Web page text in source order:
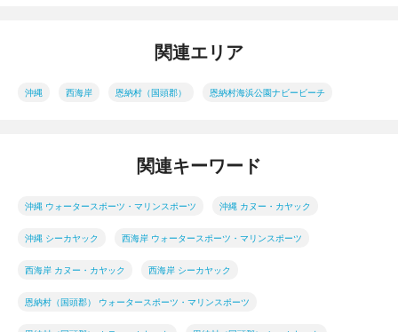
関連エリア
沖縄 西海岸 恩納村（国頭郡） 恩納村海浜公園ナビービーチ
関連キーワード
沖縄 ウォータースポーツ・マリンスポーツ 沖縄 カヌー・カヤック
沖縄 シーカヤック 西海岸 ウォータースポーツ・マリンスポーツ
西海岸 カヌー・カヤック 西海岸 シーカヤック
恩納村（国頭郡） ウォータースポーツ・マリンスポーツ